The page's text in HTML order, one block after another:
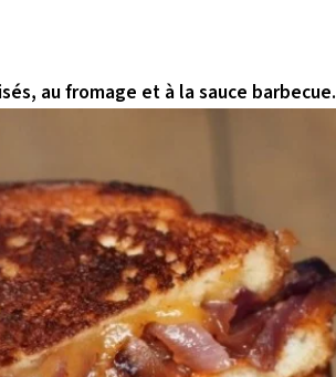
au fromage et à la sauce barbecue.